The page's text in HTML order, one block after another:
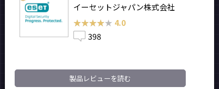
イーセットジャパン株式会社
★★★★★
★★★★★ 4.0
398
製品レビューを読む